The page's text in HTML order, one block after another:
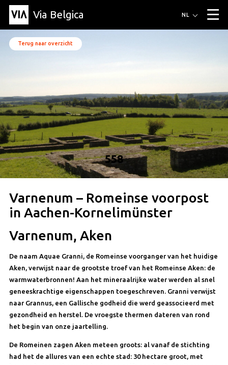
Via Belgica ▼
Over Via Belgica
Onderzoek
Educatie
Vrienden
De gids
Organisatie ▼
Contact
Gemeentes
NL
Terug naar overzicht
558
Varnenum – Romeinse voorpost
in Aachen-Kornelimünster
Varnenum, Aken
De naam Aquae Granni, de Romeinse voorganger van het huidige
Aken, verwijst naar de grootste troef van het Romeinse Aken: de
warmwaterbronnen! Aan het mineraalrijke water werden al snel
geneeskrachtige eigenschappen toegeschreven. Granni verwijst
naar Grannus, een Gallische godheid die werd geassocieerd met
gezondheid en herstel. De vroegste thermen dateren van rond
het begin van onze jaartelling.
De Romeinen zagen Aken meteen groots: al vanaf de stichting
had het de allures van een echte stad: 30 hectare groot, met